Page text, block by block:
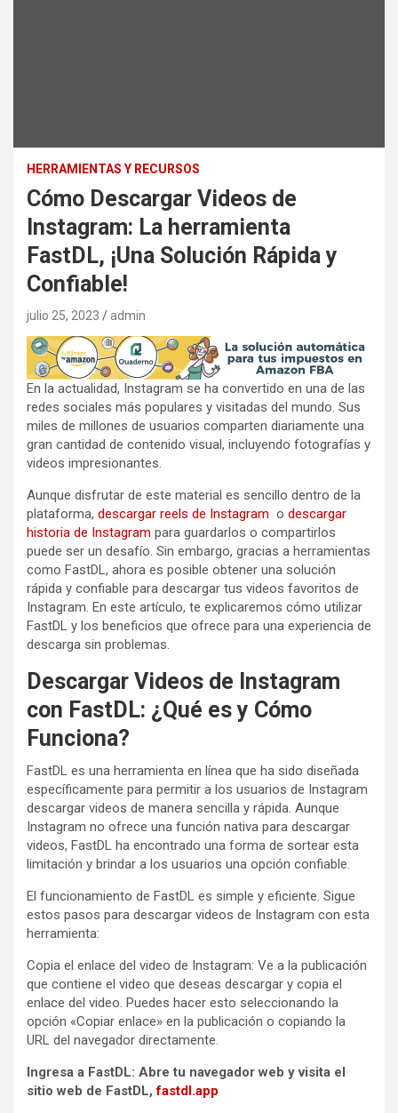
HERRAMIENTAS Y RECURSOS
Cómo Descargar Videos de
Instagram: La herramienta
FastDL, ¡Una Solución Rápida y
Confiable!
julio 25, 2023 admin
En la actualidad, Instagram se ha convertido en una de las
redes sociales más populares y visitadas del mundo. Sus
miles de millones de usuarios comparten diariamente una
gran cantidad de contenido visual, incluyendo fotografías y
videos impresionantes.
Aunque disfrutar de este material es sencillo dentro de la
plataforma, descargar reels de Instagram o descargar
historia de Instagram para guardarlos o compartirlos
puede ser un desafío. Sin embargo, gracias a herramientas
como FastDL, ahora es posible obtener una solución
rápida y confiable para descargar tus videos favoritos de
Instagram. En este artículo, te explicaremos cómo utilizar
FastDL y los beneficios que ofrece para una experiencia de
descarga sin problemas.
Descargar Videos de Instagram
con FastDL: ¿Qué es y Cómo
Funciona?
FastDL es una herramienta en línea que ha sido diseñada
específicamente para permitir a los usuarios de Instagram
descargar videos de manera sencilla y rápida. Aunque
Instagram no ofrece una función nativa para descargar
videos, FastDL ha encontrado una forma de sortear esta
limitación y brindar a los usuarios una opción confiable.
El funcionamiento de FastDL es simple y eficiente. Sigue
estos pasos para descargar videos de Instagram con esta
herramienta:
Copia el enlace del video de Instagram: Ve a la publicación
que contiene el video que deseas descargar y copia el
enlace del video. Puedes hacer esto seleccionando la
opción «Copiar enlace» en la publicación o copiando la
URL del navegador directamente.
Ingresa a FastDL: Abre tu navegador web y visita el
sitio web de FastDL,fastdl.app